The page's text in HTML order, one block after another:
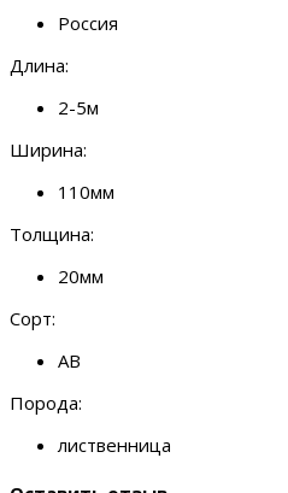
Россия
Длина:
2-5м
Ширина:
110мм
Толщина:
20мм
Сорт:
АВ
Порода:
лиственница